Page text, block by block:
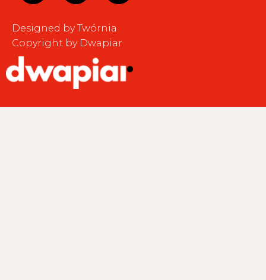
Designed by Twórnia
Copyright by Dwapiar